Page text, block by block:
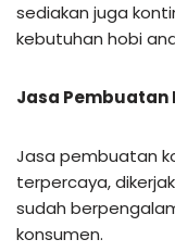
sediakan juga
kebutuhan hobi
Jasa Pembuatan
Jasa pembuatan
terpercaya,
sudah
konsumen.